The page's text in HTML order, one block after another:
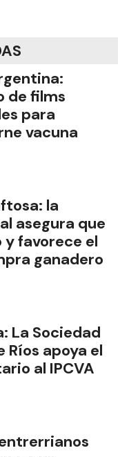
de films
para
vacuna
la
asegura que
favorece el
ganadero
La Sociedad
Ríos apoya el
al IPCVA